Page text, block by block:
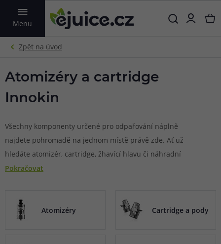
Menu
VYHLEDAT
Atomizéry a cartridge
Innokin
Všechny komponenty určené pro odpařování náplně
najdete pohromadě na jednom místě právě zde. Ať už
hledáte atomizér, cartridge, žhavící hlavu či náhradní
sklíčko nebo náustek, stačí v našem vyhledavači náhradní
díly k vybranému modelu.
Pokračovat
Atomizéry Cartridge a pody